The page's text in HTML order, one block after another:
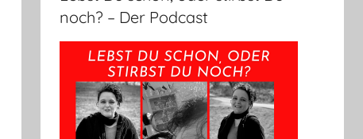
noch? – Der Podcast